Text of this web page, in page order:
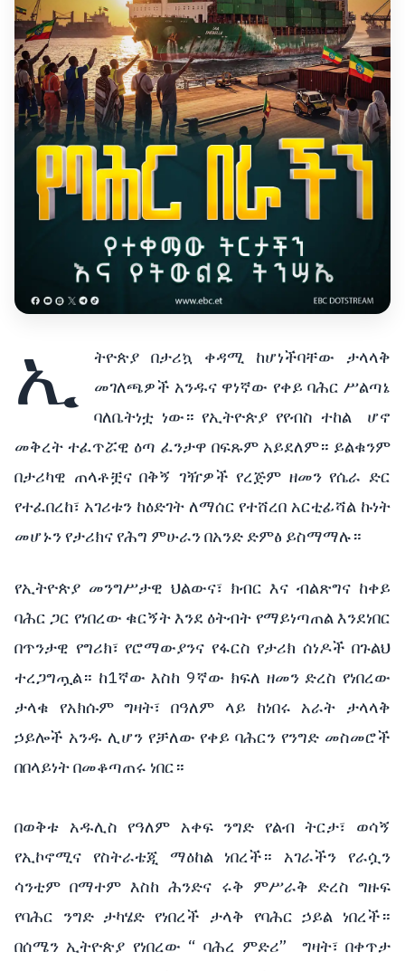
ኢ
ትዮጵያ በታሪኳ ቀዳሚ ከሆነችባቸው ታላላቅ
መገለጫዎች አንዱና ዋነኛው የቀይ ባሕር ሥልጣኔ
ባለቤትነቷ ነው። የኢትዮጵያ የየብስ ተከል ሆኖ
መቅረት ተፈጥሯዊ ዕጣ ፈንታዋ በፍጹም አይደለም። ይልቁንም
በታሪካዊ ጠላቶቿና በቅኝ ገዥዎች የረጅም ዘመን የሴራ ድር
የተፈበረከ፣ አገሪቱን ከዕድገት ለማሰር የተሸረበ አርቲፊሻል ኩነት
መሆኑን የታሪክና የሕግ ምሁራን በአንድ ድምፅ ይስማማሉ።
የኢትዮጵያ መንግሥታዊ ህልውና፣ ክብር እና ብልጽግና ከቀይ
ባሕር ጋር የነበረው ቁርኝት እንደ ዕትብት የማይነጣጠል እንደነበር
በጥንታዊ የግሪክ፣ የሮማውያንና የፋርስ የታሪክ ሰነዶች በጉልህ
ተረጋግጧል። ከ1ኛው እስከ 9ኛው ክፍለ ዘመን ድረስ የነበረው
ታላቁ የአክሱም ግዛት፣ በዓለም ላይ ከነበሩ አራት ታላላቅ
ኃይሎች አንዱ ሊሆን የቻለው የቀይ ባሕርን የንግድ መስመሮች
በበላይነት በመቆጣጠሩ ነበር።
በወቅቱ አዱሊስ የዓለም አቀፍ ንግድ የልብ ትርታ፣ ወሳኝ
የኢኮኖሚና የስትራቴጂ ማዕከል ነበረች። አገራችን የራሷን
ሳንቲም በማተም እስከ ሕንድና ሩቅ ምሥራቅ ድረስ ግዙፍ
የባሕር ንግድ ታካሄድ የነበረች ታላቅ የባሕር ኃይል ነበረች።
በሰሜን ኢትዮጵያ የነበረው “ ባሕረ ምድሪ” ግዛት፣ በቀጥታ